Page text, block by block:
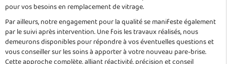
pour vos besoins en remplacement de vitrage.
Par ailleurs, notre engagement pour la qualité se manifeste également
par le suivi après intervention. Une fois les travaux réalisés, nous
demeurons disponibles pour répondre à vos éventuelles questions et
vous conseiller sur les soins à apporter à votre nouveau pare-brise.